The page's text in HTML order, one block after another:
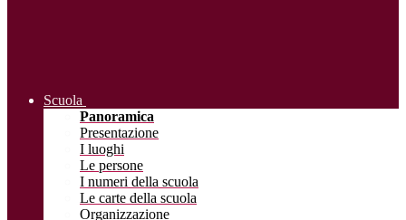
Scuola
Panoramica
Presentazione
I luoghi
Le persone
I numeri della scuola
Le carte della scuola
Organizzazione